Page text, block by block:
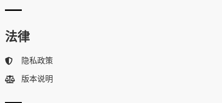
法律
隐私政策
版本说明